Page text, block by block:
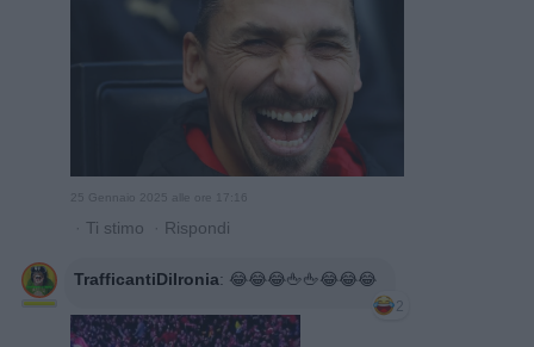
25 Gennaio 2025 alle ore 17:16
· Ti stimo · Rispondi
TrafficantiDiIronia: 😂😂😂🖕🖕😂😂😂
2